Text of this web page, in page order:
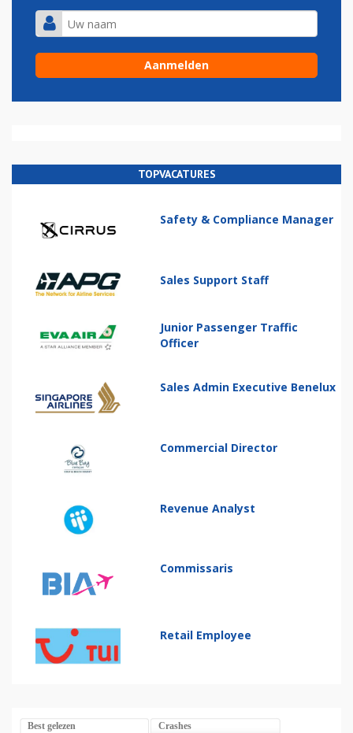
TOPVACATURES
Safety & Compliance Manager
Sales Support Staff
Junior Passenger Traffic
Officer
Sales Admin Executive Benelux
Commercial Director
Revenue Analyst
Commissaris
Retail Employee
Best gelezen Crashes